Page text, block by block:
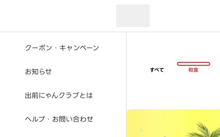
クーポン・キャンペーン
お知らせ
出前にゃんクラブとは
ヘルプ・お問い合わせ
すべて 和食
超ゴイゴイヤスー夏祭